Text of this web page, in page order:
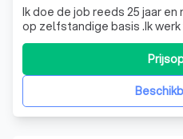
Ik doe de job reeds 25 jaar
op zelfstandige basis .Ik werk
verwarming en sanitaire
nieuwe plaatsen . Kleine
horen ook bij de job ivm het
Alles wordt ook netjes, prop